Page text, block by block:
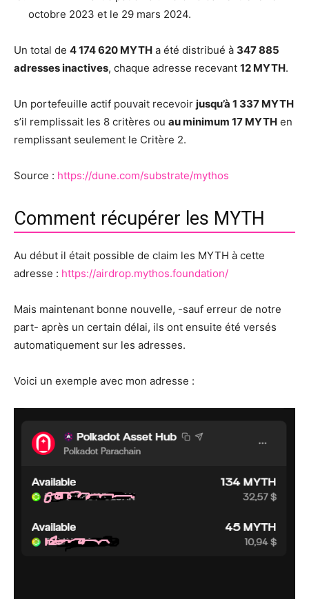
octobre 2023 et le 29 mars 2024.
Un total de 4 174 620 MYTH a été distribué à 347 885
adresses inactives, chaque adresse recevant 12 MYTH.
Un portefeuille actif pouvait recevoir jusqu’à 1 337 MYTH
s’il remplissait les 8 critères ou au minimum 17 MYTH en
remplissant seulement le Critère 2.
Source : https://dune.com/substrate/mythos
Comment récupérer les MYTH
Au début il était possible de claim les MYTH à cette
adresse : https://airdrop.mythos.foundation/
Mais maintenant bonne nouvelle, -sauf erreur de notre
part- après un certain délai, ils ont ensuite été versés
automatiquement sur les adresses.
Voici un exemple avec mon adresse :